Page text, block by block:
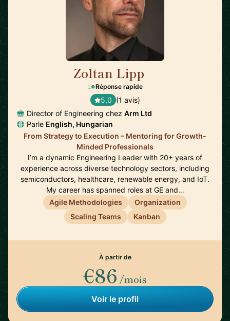
Zoltan Lipp
Réponse rapide
5,0 (1 avis)
Director of Engineering chez Arm Ltd
Parle English, Hungarian
From Strategy to Execution – Mentoring for Growth-
Minded Professionals
I’m a dynamic Engineering Leader with 20+ years of
experience across diverse technology sectors, including
semiconductors, healthcare, renewable energy, and IoT.
My career has spanned roles at GE and…
Agile Methodologies
Organization
Scaling Teams
Kanban
À partir de
€86 /mois
Voir le profil